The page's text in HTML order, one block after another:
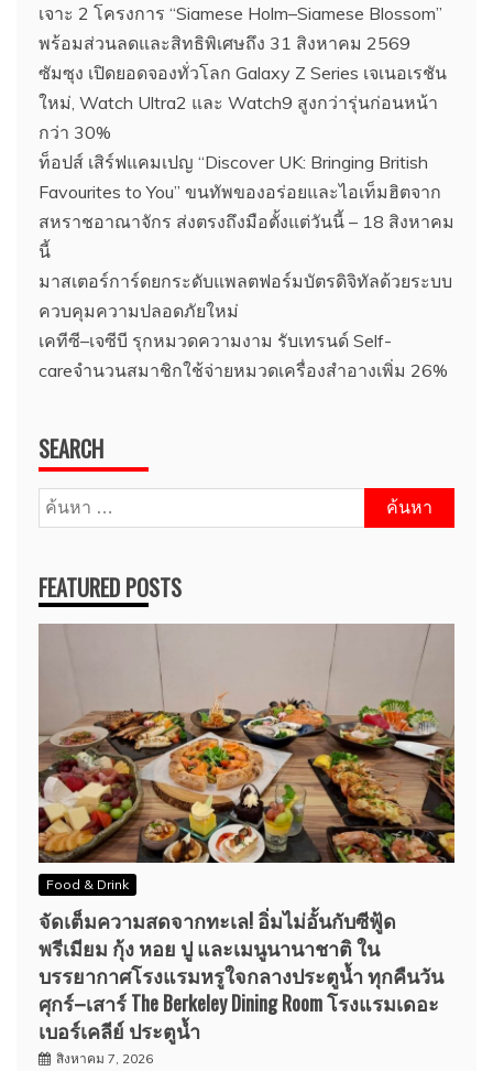
เจาะ 2 โครงการ “Siamese Holm–Siamese Blossom”
พร้อมส่วนลดและสิทธิพิเศษถึง 31 สิงหาคม 2569
ซัมซุง เปิดยอดจองทั่วโลก Galaxy Z Series เจเนอเรชัน
ใหม่, Watch Ultra2 และ Watch9 สูงกว่ารุ่นก่อนหน้า
กว่า 30%
ท็อปส์ เสิร์ฟแคมเปญ “Discover UK: Bringing British
Favourites to You” ขนทัพของอร่อยและไอเท็มฮิตจาก
สหราชอาณาจักร ส่งตรงถึงมือตั้งแต่วันนี้ – 18 สิงหาคม
นี้
มาสเตอร์การ์ดยกระดับแพลตฟอร์มบัตรดิจิทัลด้วยระบบ
ควบคุมความปลอดภัยใหม่
เคทีซี–เจซีบี รุกหมวดความงาม รับเทรนด์ Self-
careจำนวนสมาชิกใช้จ่ายหมวดเครื่องสำอางเพิ่ม 26%
SEARCH
ค้นหา
สำหรับ:
FEATURED POSTS
Food & Drink
จัดเต็มความสดจากทะเล! อิ่มไม่อั้นกับซีฟู้ด
พรีเมียม กุ้ง หอย ปู และเมนูนานาชาติ ใน
บรรยากาศโรงแรมหรูใจกลางประตูน้ำ ทุกคืนวัน
ศุกร์–เสาร์ The Berkeley Dining Room โรงแรมเดอะ
เบอร์เคลีย์ ประตูน้ำ
สิงหาคม 7, 2026